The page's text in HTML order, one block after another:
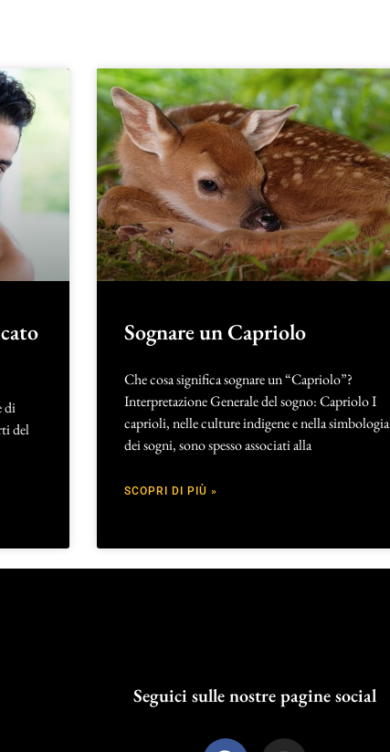
di
del
Sognare un Capriolo
Che cosa significa sognare un “Capriolo”?
Interpretazione Generale del sogno: Capriolo I
caprioli, nelle culture indigene e nella simbologia
dei sogni, sono spesso associati alla
SCOPRI DI PIÙ »
Seguici sulle nostre pagine social